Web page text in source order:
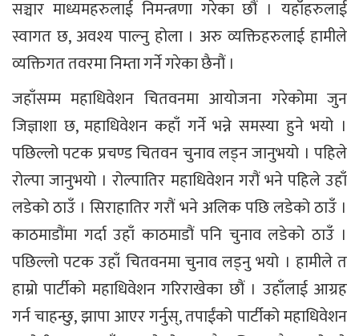
सञ्चार माध्यमहरुलाई निमन्त्रणा गरेका छौं । यहाँहरुलाई
स्वागत छ, अवश्य पाल्नु होला । अरु व्यक्तिहरुलाई हामीले
व्यक्तिगत तवरमा निम्ता गर्ने गरेका छैनौं ।
जहाँसम्म महाधिवेशन चितवनमा आयोजना गरेकोमा जुन
जिज्ञाशा छ, महाधिवेशन कहाँ गर्ने भन्ने समस्या हुने भयो ।
पछिल्लो पटक प्रचण्ड चितवन चुनाव लड्न जानुभयो । पहिले
रोल्पा जानुभयो । रोल्पातिर महाधिवेशन गरौं भने पहिले उहाँ
लडेको ठाउँ । सिराहातिर गरौं भने अलिक पछि लडेको ठाउँ ।
काठमाडौंमा गर्दा उहाँ काठमाडौं पनि चुनाव लडेको ठाउँ ।
पछिल्लो पटक उहाँ चितवनमा चुनाव लड्नु भयो । हामीले त
हाम्रो पार्टीको महाधिवेशन गरिराखेका छौं । उहाँलाई आग्रह
गर्न चाहन्छु, झापा आएर गर्नुस्, तपाईंको पार्टीको महाधिवेशन